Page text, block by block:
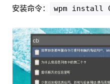
安装命令：
wpm install